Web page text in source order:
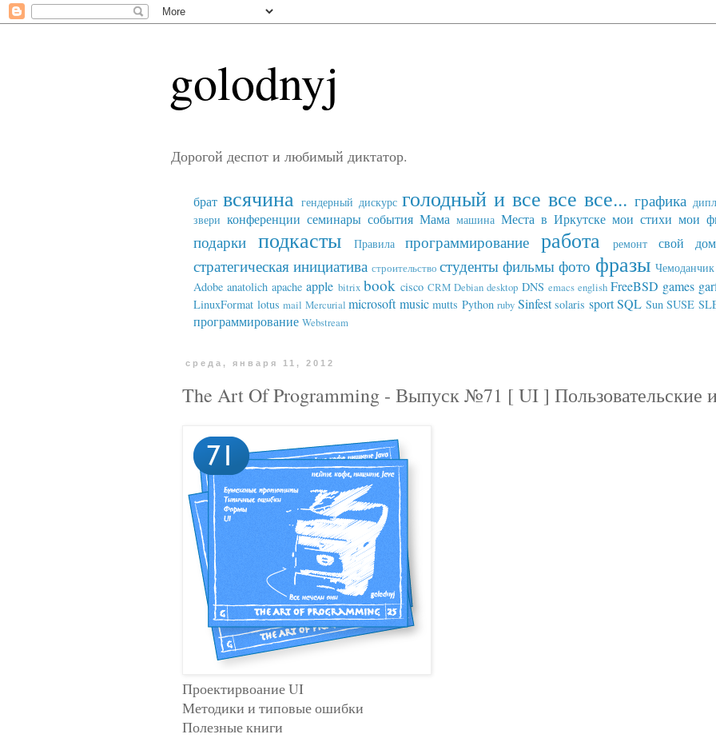
golodnyj
Дорогой деспот и любимый диктатор.
брат всячина гендерный дискурс голодный и все все все... графика
звери конференции семинары события Мама машина Места в Иркутске мои стихи мои
подарки подкасты Правила программирование работа ремонт свой дом
стратегическая инициатива строительство студенты фильмы фото фразы
Adobe anatolich apache apple bitrix book cisco CRM Debian desktop DNS emacs english FreeBSD games
LinuxFormat lotus mail Mercurial microsoft music mutts Python ruby Sinfest solaris sport SQL Sun SUSE
программирование Webstream
среда, января 11, 2012
The Art Of Programming - Выпуск №71 [ UI ] Пользовательские
Проектирвоание UI
Методики и типовые ошибки
Полезные книги